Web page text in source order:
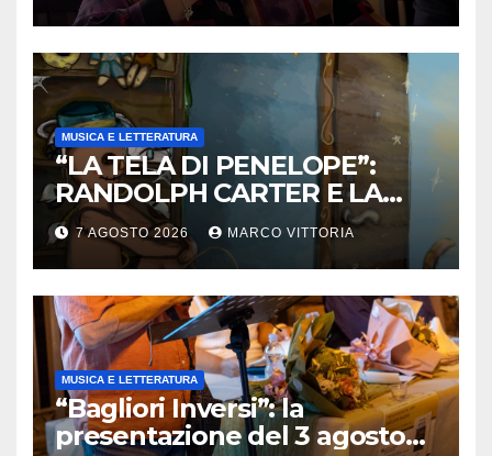
MUSICA E LETTERATURA
“LA TELA DI PENELOPE”:
RANDOLPH CARTER E LA
ROTTURA CHE DIVENTA
LIBERTÀ
7 AGOSTO 2026 MARCO VITTORIA
MUSICA E LETTERATURA
“Bagliori Inversi”: la
presentazione del 3 agosto